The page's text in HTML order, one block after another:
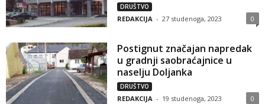
DRUŠTVO
REDAKCIJA - 27 studenoga, 2023 0
Postignut značajan napredak
u gradnji saobraćajnice u
naselju Doljanka
DRUŠTVO
REDAKCIJA - 19 studenoga, 2023 0